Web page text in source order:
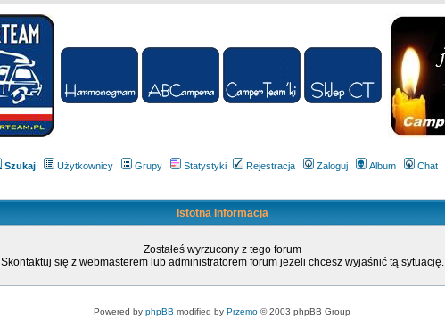
Szukaj Użytkownicy Grupy Statystyki Rejestracja Zaloguj Album Chat
Istotna Informacja
Zostałeś wyrzucony z tego forum
Skontaktuj się z webmasterem lub administratorem forum jeżeli chcesz wyjaśnić tą sytuację.
Powered by phpBB modified by Przemo © 2003 phpBB Group